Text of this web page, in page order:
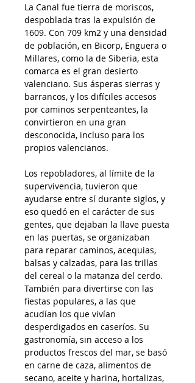
La Canal fue tierra de moriscos,
despoblada tras la expulsión de
1609. Con 709 km2 y una densidad
de población, en Bicorp, Enguera o
Millares, como la de Siberia, esta
comarca es el gran desierto
valenciano. Sus ásperas sierras y
barrancos, y los difíciles accesos
por caminos serpenteantes, la
convirtieron en una gran
desconocida, incluso para los
propios valencianos.
Los repobladores, al límite de la
supervivencia, tuvieron que
ayudarse entre sí durante siglos, y
eso quedó en el carácter de sus
gentes, que dejaban la llave puesta
en las puertas, se organizaban
para reparar caminos, acequias,
balsas y calzadas, para las trillas
del cereal o la matanza del cerdo.
También para divertirse con las
fiestas populares, a las que
acudían los que vivían
desperdigados en caseríos. Su
gastronomía, sin acceso a los
productos frescos del mar, se basó
en carne de caza, alimentos de
secano, aceite y harina, hortalizas,